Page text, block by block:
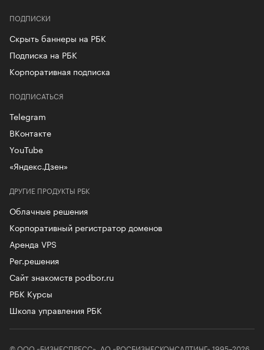
ПОДПИСКИ
Скрыть баннеры на РБК
Подписка на РБК
Корпоративная подписка
ДРУГИЕ ПРОДУКТЫ РБК
Облачные решения
Корпоративный регистратор доменов
Аренда VPS
Рег.решения
Сайт знакомств podbor.ru
РБК Курсы
Школа управления РБК
ПОДПИСАТЬСЯ
Telegram
ВКонтакте
YouTube
«Яндекс.Дзен»
© ООО «БИЗНЕСПРЕСС», АО «РОСБИЗНЕСКОНСАЛТИНГ» 1995–2026